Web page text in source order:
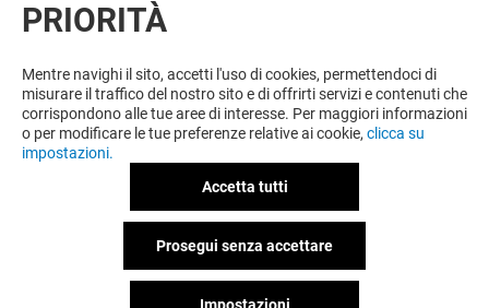
app e comincia a giocare.0
Condizioni d'utilizzoNote legali
Informativa sulla privacy
Informativa Sulla Registrazione
Informativa Sulla Newsletter
Informativa contatti e affitto spazi
Informativa questionario di gradimento
Informativa sui cookies
Informativa Twitter
PRIORITÀ
Mentre navighi il sito, accetti l'uso di cookies, permettendoci di
misurare il traffico del nostro sito e di offrirti servizi e contenuti che
corrispondono alle tue aree di interesse. Per maggiori informazioni
o per modificare le tue preferenze relative ai cookie, clicca su
impostazioni.
Accetta tutti
Prosegui senza accettare